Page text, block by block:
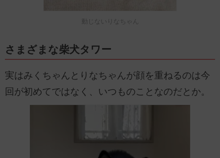
動じないりなちゃん
さまざまな柴犬タワー
実はみくちゃんとりなちゃんが顔を重ねるのは今
回が初めてではなく、いつものことなのだとか。